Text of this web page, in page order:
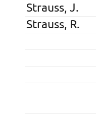
Strauss, J.
Strauss, R.